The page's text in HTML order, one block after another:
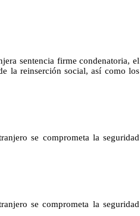
sentencia firme condenatoria, el
la reinserción social, así como los
se comprometa la seguridad
se comprometa la seguridad